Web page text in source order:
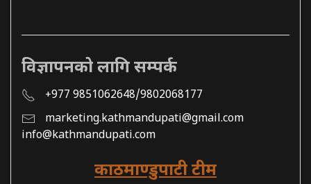
विज्ञापनको लागि सम्पर्क
+977 9851062648/9802068177
marketing.kathmandupati@gmail.com
info@kathmandupati.com
काठमाण्डुपाटी टीम